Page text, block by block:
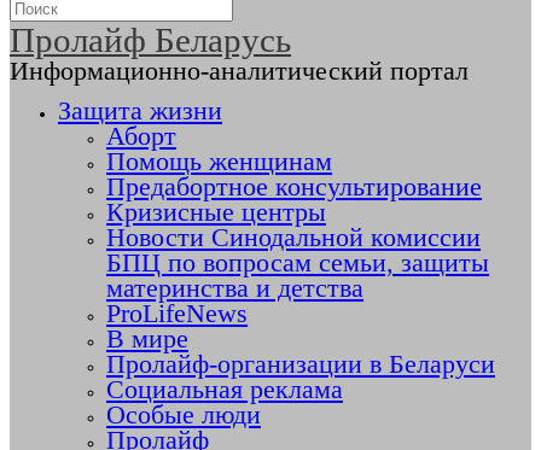
Пролайф Беларусь
Информационно-аналитический портал
Защита жизни
Аборт
Помощь женщинам
Предабортное консультирование
Кризисные центры
Новости Синодальной комиссии
БПЦ по вопросам семьи, защиты
материнства и детства
ProLifeNews
В мире
Пролайф-организации в Беларуси
Социальная реклама
Особые люди
Пролайф